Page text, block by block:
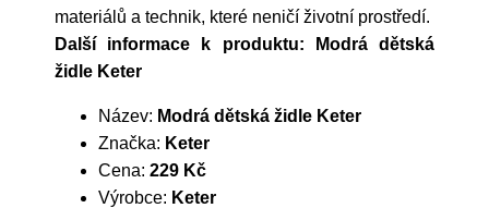
materiálů a technik, které neničí životní prostředí.
Další informace k produktu: Modrá dětská
židle Keter
Název: Modrá dětská židle Keter
Značka: Keter
Cena: 229 Kč
Výrobce: Keter